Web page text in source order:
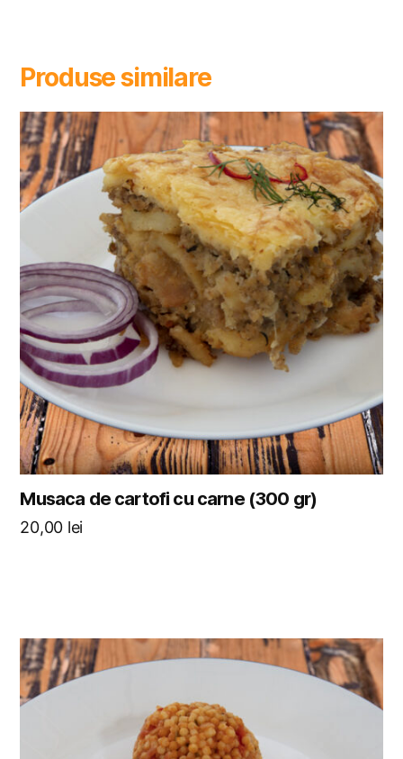
Produse similare
Musaca de cartofi cu carne (300 gr)
20,00 lei